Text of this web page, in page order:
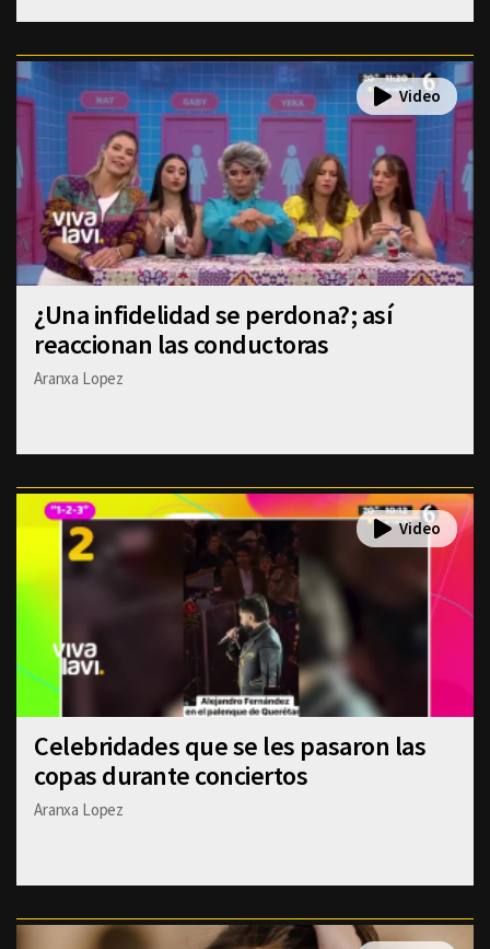
¿Una infidelidad se perdona?; así
reaccionan las conductoras
Aranxa Lopez
Celebridades que se les pasaron las
copas durante conciertos
Aranxa Lopez